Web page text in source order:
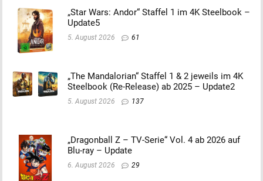
„Star Wars: Andor“ Staffel 1 im 4K Steelbook –
Update5
5. August 2026 61
„The Mandalorian“ Staffel 1 & 2 jeweils im 4K
Steelbook (Re-Release) ab 2025 – Update2
5. August 2026 137
„Dragonball Z – TV-Serie“ Vol. 4 ab 2026 auf
Blu-ray – Update
6. August 2026 29